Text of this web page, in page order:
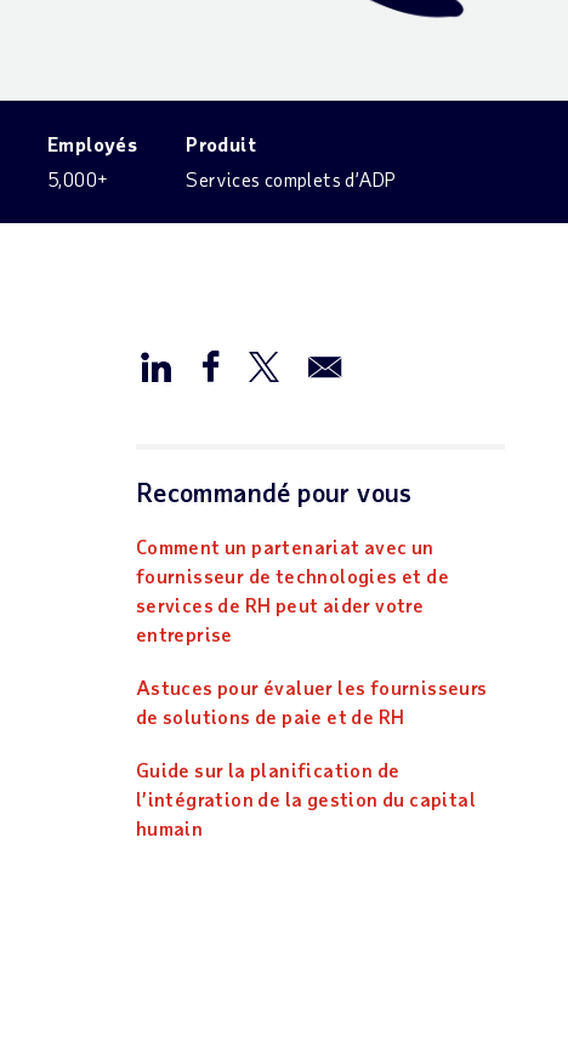
Employés
5,000+
Produit
Services complets d’ADP
Recommandé pour vous
Comment un partenariat avec un
fournisseur de technologies et de
services de RH peut aider votre
entreprise
Astuces pour évaluer les fournisseurs
de solutions de paie et de RH
Guide sur la planification de
l’intégration de la gestion du capital
humain